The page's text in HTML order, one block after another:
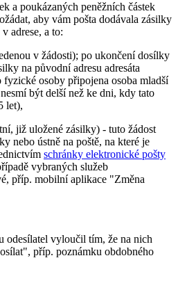
a poukázaných peněžních částek
aby vám pošta dodávala zásilky
adrese, a to:
v žádosti); po ukončení dosílky
na původní adresu adresáta
osoby připojena osoba mladší
být delší než ke dni, kdy tato
let),
již uložené zásilky) - tuto žádost
nebo ústně na poště, na které je
schránky elektronické pošty
vybraných služeb
příp. mobilní aplikace "Změna
odesílatel vyloučil tím, že na nich
příp. poznámku obdobného